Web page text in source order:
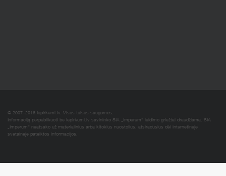
© 2007–2016 Iepirkumi.lv. Visos teisės saugomos.
Informaciją perpublikuoti be iepirkumi.lv savininko SIA „Imperum“ leidimo griežtai draudžiama. SIA
„Imperum“ neatsako už materialinius arba kitokius nuostolius, atsiradusius dėl internetinėje
svetainėje pateiktos informacijos.